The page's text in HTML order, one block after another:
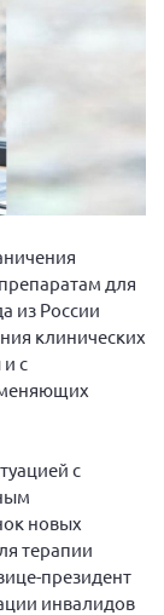
О.В.
для
из России
клинических
с
с
новых
терапии
президент
инвалидов